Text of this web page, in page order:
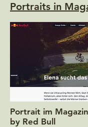
Portraits in
Portrait im
by Red Bull